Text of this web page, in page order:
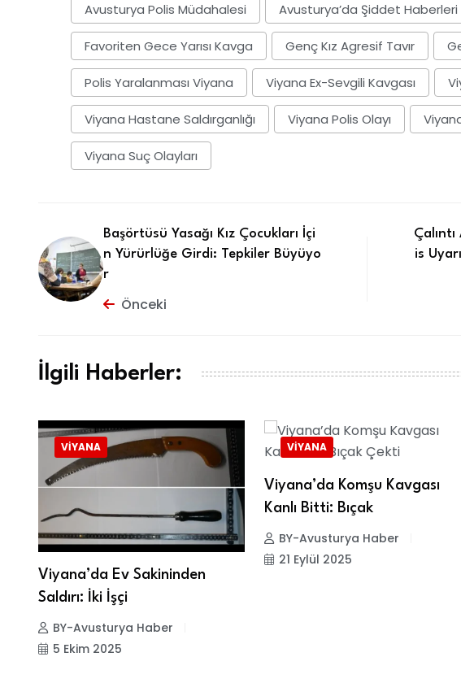
Avusturya Polis Müdahalesi Avusturya’da Şiddet Haberleri
Favoriten Gece Yarısı Kavga Genç Kız Agresif Tavır
Polis Yaralanması Viyana Viyana Ex-Sevgili Kavgası
Viyana Hastane Saldırganlığı Viyana Polis Olayı
Viyana Suç Olayları
Başörtüsü Yasağı Kız Çocukları İçi
n Yürürlüğe Girdi: Tepkiler Büyüyo
r
Önceki
is
İlgili Haberler:
VIYANA
Viyana’da Ev Sakininden
Saldırı: İki İşçi
BY-Avusturya Haber
5 Ekim 2025
VIYANA
Viyana’da Komşu Kavgası
Kanlı Bitti: Bıçak
BY-Avusturya Haber
21 Eylül 2025